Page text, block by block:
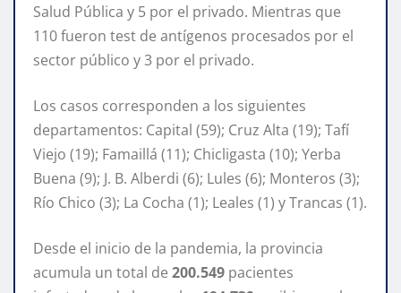
Salud Pública y 5 por el privado. Mientras que
110 fueron test de antígenos procesados por el
sector público y 3 por el privado.
Los casos corresponden a los siguientes
departamentos: Capital (59); Cruz Alta (19); Tafí
Viejo (19); Famaillá (11); Chicligasta (10); Yerba
Buena (9); J. B. Alberdi (6); Lules (6); Monteros (3);
Río Chico (3); La Cocha (1); Leales (1) y Trancas (1).
Desde el inicio de la pandemia, la provincia
acumula un total de 200.549 pacientes